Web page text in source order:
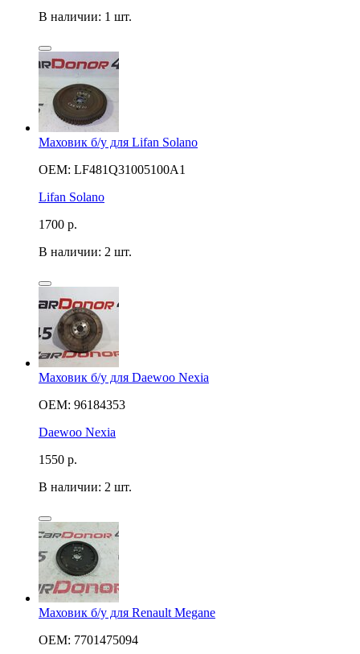
В наличии: 1 шт.
Маховик б/у для Lifan Solano
OEM: LF481Q31005100A1
Lifan Solano
1700 р.
В наличии: 2 шт.
Маховик б/у для Daewoo Nexia
OEM: 96184353
Daewoo Nexia
1550 р.
В наличии: 2 шт.
Маховик б/у для Renault Megane
OEM: 7701475094